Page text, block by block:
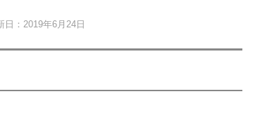
日：2019年6月24日